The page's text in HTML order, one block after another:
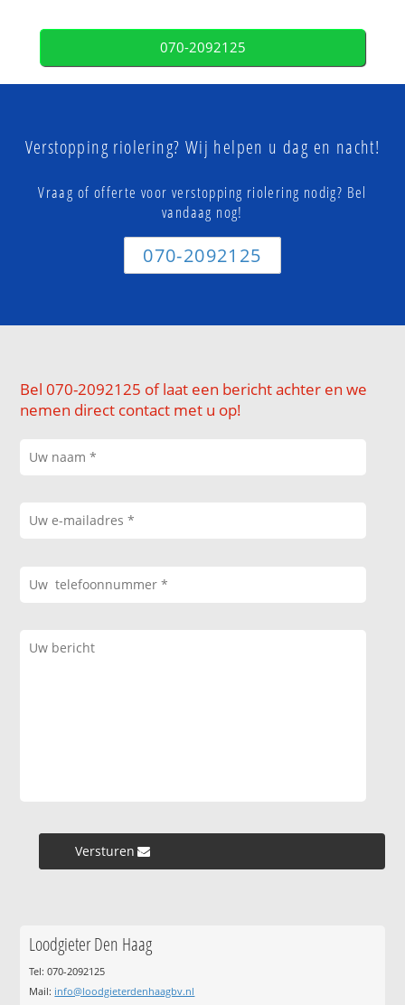
070-2092125
Verstopping riolering? Wij helpen u dag en nacht!
Vraag of offerte voor verstopping riolering nodig? Bel
vandaag nog!
070-2092125
Bel 070-2092125 of laat een bericht achter en we
nemen direct contact met u op!
Versturen »
Loodgieter Den Haag
Tel: 070-2092125
Mail: info@loodgieterdenhaagbv.nl